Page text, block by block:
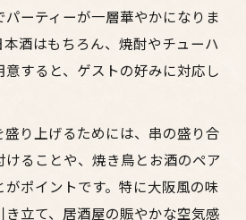
パーティーが一層華やかになりま
酒はもちろん、焼酎やチューハ
すると、ゲストの好みに対応し
り上げるためには、串の盛り合
ることや、焼き鳥とお酒のペア
がポイントです。特に大阪風の味
立て、居酒屋の賑やかな空気感